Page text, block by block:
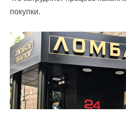
покупки.